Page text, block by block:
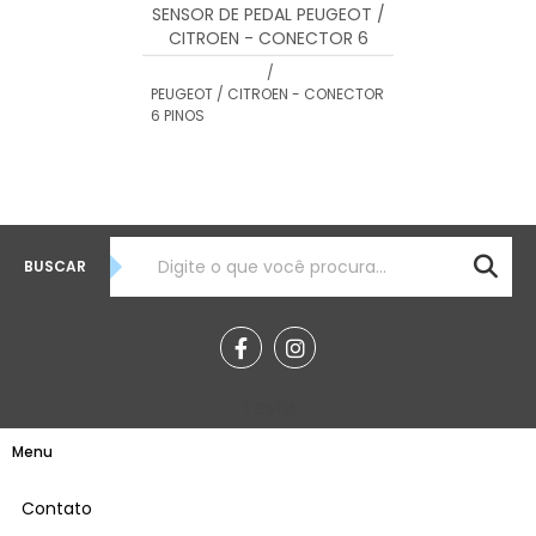
SENSOR DE PEDAL PEUGEOT /
CITROEN - CONECTOR 6
PINOS
/
PEUGEOT / CITROEN - CONECTOR
6 PINOS
BUSCAR
Menu
Contato